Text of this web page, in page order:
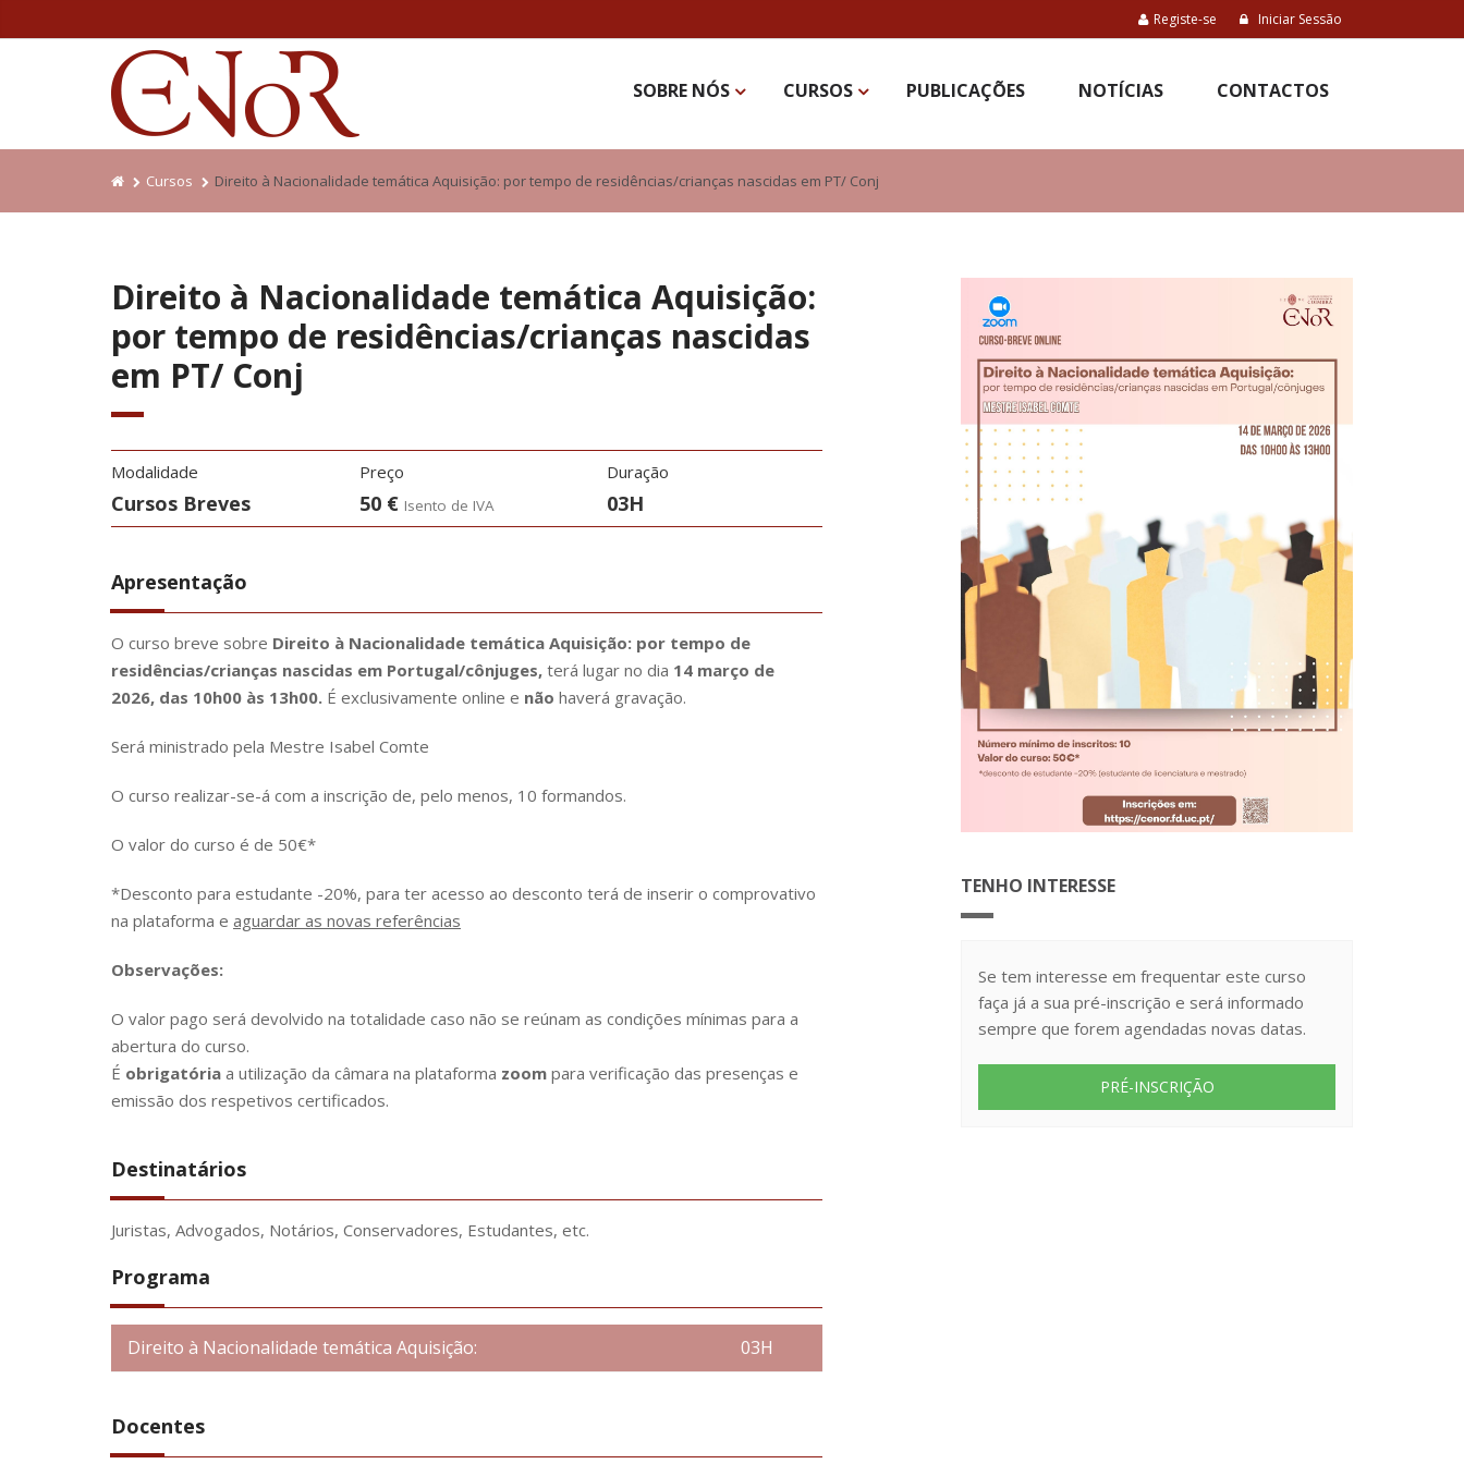
Registe-se Iniciar Sessão
SOBRE NÓS CURSOS PUBLICAÇÕES NOTÍCIAS CONTACTOS
Cursos Direito à Nacionalidade temática Aquisição: por tempo de residências/crianças nascidas em PT/ Conj
Direito à Nacionalidade temática Aquisição:
por tempo de residências/crianças nascidas
em PT/ Conj
Modalidade
Cursos Breves
Preço
50 € Isento de IVA
Duração
03H
Apresentação
O curso breve sobre Direito à Nacionalidade temática Aquisição: por tempo de
residências/crianças nascidas em Portugal/cônjuges, terá lugar no dia 14 março de
2026, das 10h00 às 13h00. É exclusivamente online e não haverá gravação.
Será ministrado pela Mestre Isabel Comte
O curso realizar-se-á com a inscrição de, pelo menos, 10 formandos.
O valor do curso é de 50€*
*Desconto para estudante -20%, para ter acesso ao desconto terá de inserir o comprovativo
na plataforma e aguardar as novas referências
Observações:
O valor pago será devolvido na totalidade caso não se reúnam as condições mínimas para a
abertura do curso.
É obrigatória a utilização da câmara na plataforma zoom para verificação das presenças e
emissão dos respetivos certificados.
Destinatários
Juristas, Advogados, Notários, Conservadores, Estudantes, etc.
Programa
Direito à Nacionalidade temática Aquisição: 03H
Docentes
TENHO INTERESSE
Se tem interesse em frequentar este curso
faça já a sua pré-inscrição e será informado
sempre que forem agendadas novas datas.
PRÉ-INSCRIÇÃO